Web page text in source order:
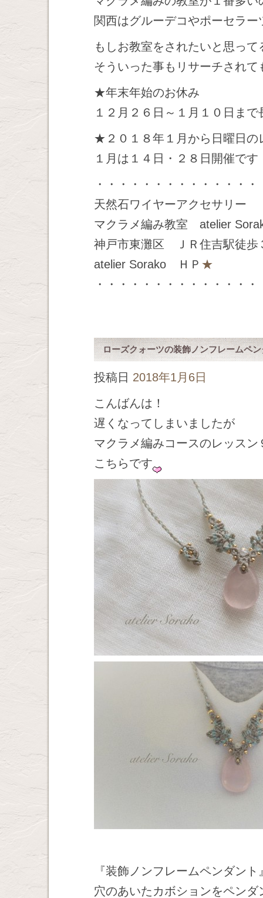
関西はグルーデコやポーセラ
もしお教室をされたいと思って
そういった事もリサーチされ
★年末年始のお休み
１２月２６日～１月１０日ま
★２０１８年１月から日曜日の
１月は１４日・２８日開催です
・・・・・・・・・・・・・・
天然石ワイヤーアクセサリー
マクラメ編み教室 atelier
神戸市東灘区 ＪＲ住吉駅徒歩
atelier Sorako ＨＰ ★
・・・・・・・・・・・・・・
ローズクォーツの装飾ノンフレームペ
投稿日 2018年1月6日
こんばんは！
遅くなってしまいましたが
マクラメ編みコースのレッス
こちらです
『装飾ノンフレームペンダント
穴のあいたカボションをペンダ